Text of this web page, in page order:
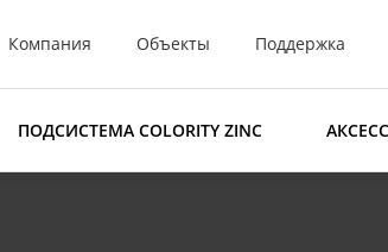
Компания Объекты Поддержка
ПОДСИСТЕМА COLORITY ZINC